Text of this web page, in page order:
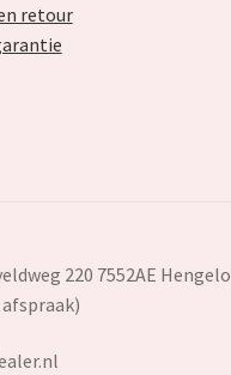
retour
220 7552AE Hengelo